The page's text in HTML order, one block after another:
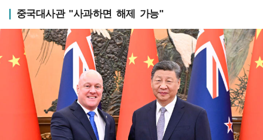
중국대사관 "사과하면 해제 가능"